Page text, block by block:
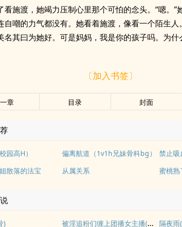
看施渡，她竭力压制心里那个可怕的念头。“嗯。”
自嘲的力气都没有。她看着施渡，像看一个陌生人
名其曰为她好。可是妈妈，我是你的孩子吗。为
〔加入书签〕
章 目录 封面
园高H） 偏离航道（1v1h兄妹骨科bg）
散落的法宝 从属关系 蜜桃
) 被淫追粉们缠上团播女主播(露出NPH) 隔夜雨